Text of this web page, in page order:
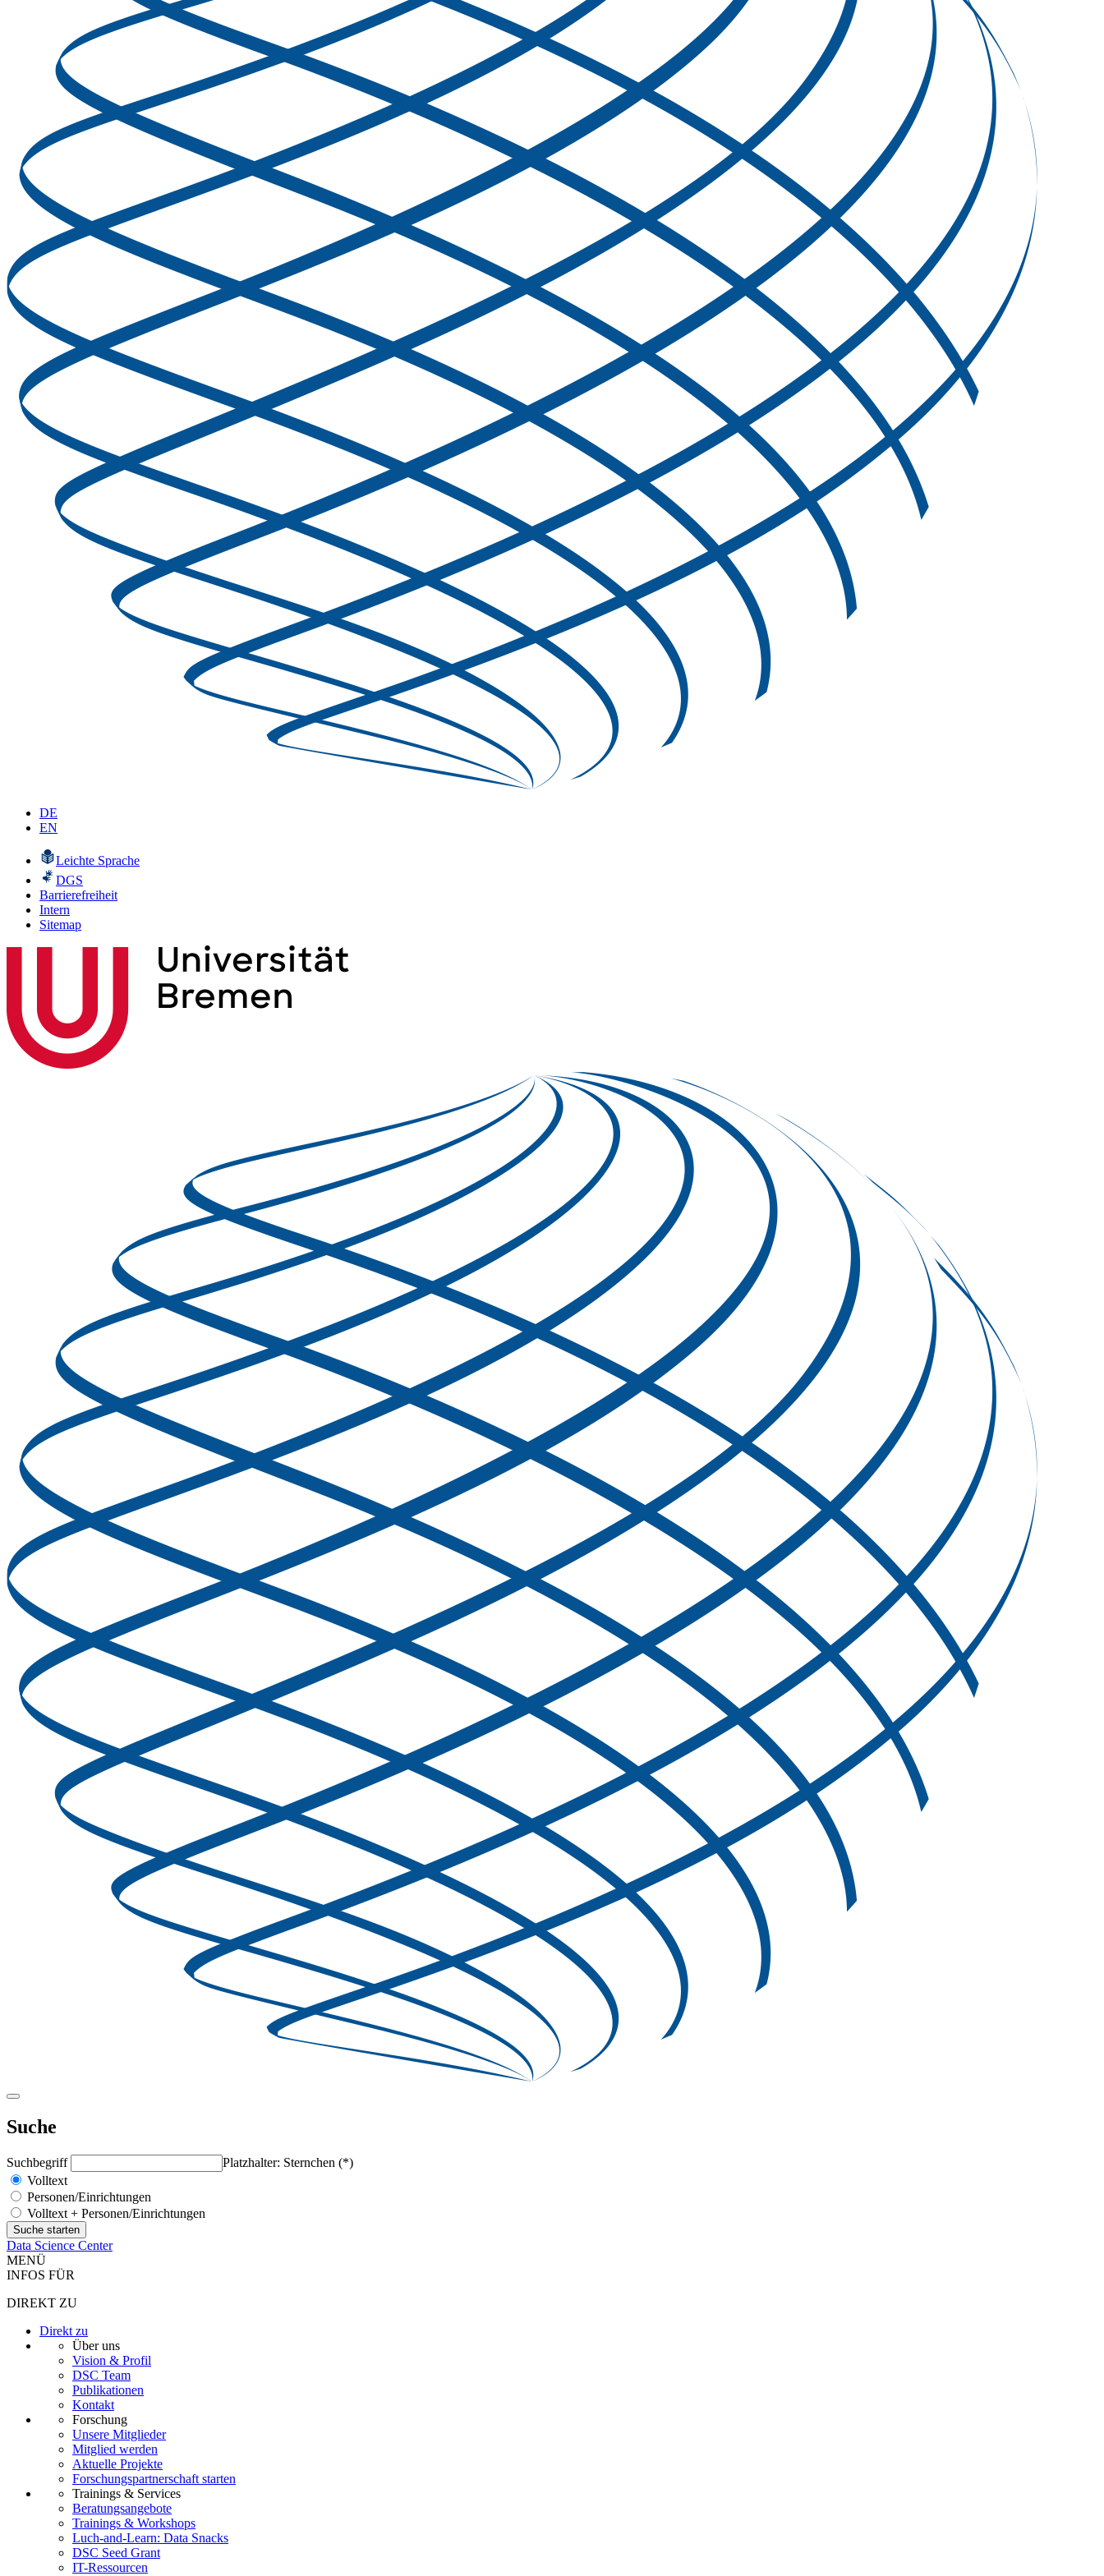
DE
EN
Leichte Sprache
DGS
Barrierefreiheit
Intern
Sitemap
Suche
Suchbegriff
Platzhalter: Sternchen (*)
Volltext
Personen/Einrichtungen
Volltext + Personen/Einrichtungen
Data Science Center
MENÜ
INFOS FÜR
DIREKT ZU
Direkt zu
Über uns
Vision & Profil
DSC Team
Publikationen
Kontakt
Forschung
Unsere Mitglieder
Mitglied werden
Aktuelle Projekte
Forschungspartnerschaft starten
Trainings & Services
Beratungsangebote
Trainings & Workshops
Luch-and-Learn: Data Snacks
DSC Seed Grant
IT-Ressourcen